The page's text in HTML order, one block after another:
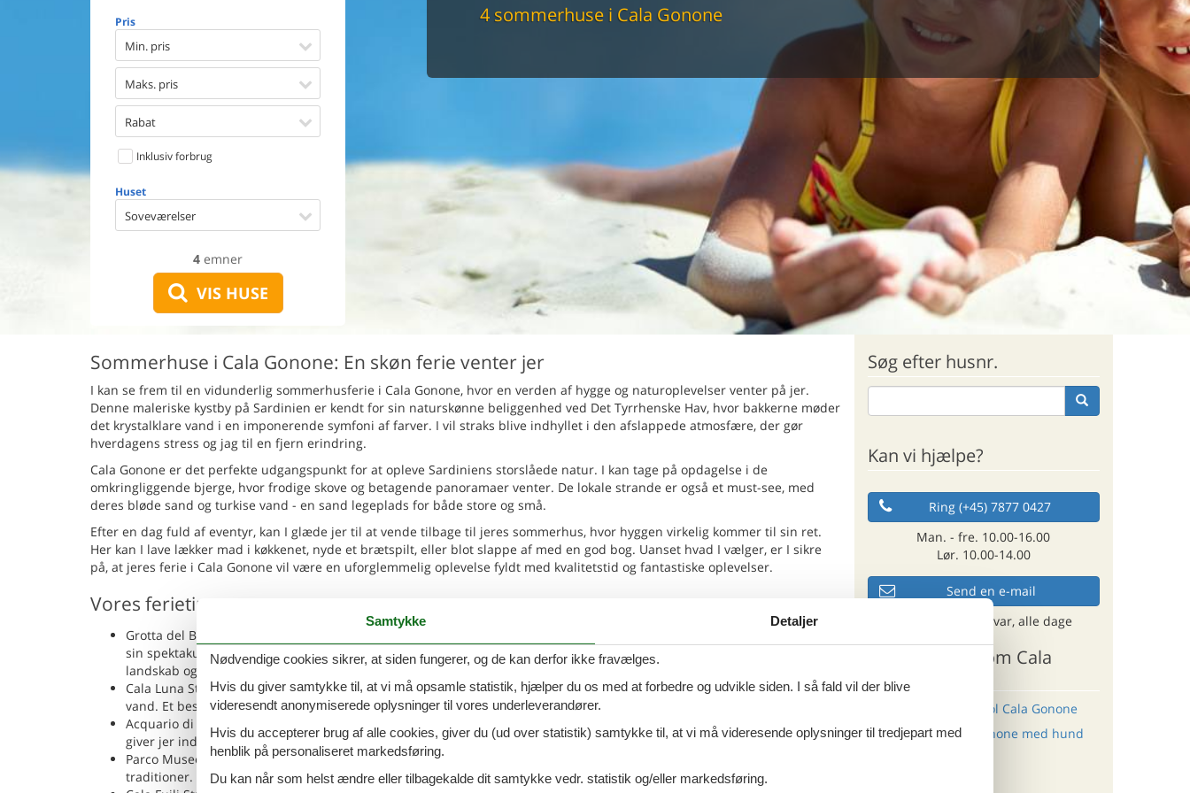
Pris
Min. pris
Maks. pris
Rabat
Inklusiv forbrug
Huset
Soveværelser
4 emner
VIS HUSE
Aircondition
Ladestander til elbil
4 sommerhuse i Cala Gonone
Sommerhuse i Cala Gonone: En skøn ferie venter jer
I kan se frem til en vidunderlig sommerhusferie i Cala Gonone, hvor en verden af hygge og naturoplevelser venter på jer.
Denne maleriske kystby på Sardinien er kendt for sin naturskønne beliggenhed ved Det Tyrrhenske Hav, hvor bakkerne møder
det krystalklare vand i en imponerende symfoni af farver. I vil straks blive indhyllet i den afslappede atmosfære, der gør
hverdagens stress og jag til en fjern erindring.
Cala Gonone er det perfekte udgangspunkt for at opleve Sardiniens storslåede natur. I kan tage på opdagelse i de
omkringliggende bjerge, hvor frodige skove og betagende panoramaer venter. De lokale strande er også et must-see, med
deres bløde sand og turkise vand - en sand legeplads for både store og små.
Efter en dag fuld af eventyr, kan I glæde jer til at vende tilbage til jeres sommerhus, hvor hyggen virkelig kommer til sin ret.
Her kan I lave lækker mad i køkkenet, nyde et brætspilt, eller blot slappe af med en god bog. Uanset hvad I vælger, er I sikre
på, at jeres ferie i Cala Gonone vil være en uforglemmelig oplevelse fyldt med kvalitetstid og fantastiske oplevelser.
Vores ferietips
Grotta del Bue Marino: Denne imponerende grotte er en af de vigtigste attraktioner i Cala Gonone. Grotten er kendt for
sin spektakulære skønhed og dens historiske betydning. Besøget i grotten giver et indblik i det fantastiske geologiske
landskab og den lokale historie.
Cala Luna Strand: Cala Luna er en af de mest betagende strande i området, med hvide sandstrande og krystalklart
vand. Et besøg her giver jer mulighed for at opleve den naturlige skønhed og det afslappede liv på stranden.
Acquario di Cala Gonone: Dette akvarium er hjemsted for et rigt udvalg af middelhavsfisk og andre havdyr. Et besøg her
giver jer indsigt i det rige marine liv i Middelhavet.
Parco Museo S'Abba Frisca: Dette museum ligger i en naturlig park og fokuserer på Sardiniens landlige kultur og
traditioner. Museet giver jer forståelse for livet på øen gennem tiderne.
Søg efter husnr.
Kan vi hjælpe?
Ring (+45) 7877 0427
Man. - fre. 10.00-16.00
Lør. 10.00-14.00
Send en e-mail
og få et hurtigt svar, alle dage
Andre artikler om Cala
Gonone
Sommerhus med pool Cala Gonone
Sommerhus Cala Gonone med hund
Samtykke Detaljer
Nødvendige cookies sikrer, at siden fungerer, og de kan derfor ikke fravælges.
Hvis du giver samtykke til, at vi må opsamle statistik, hjælper du os med at forbedre og udvikle siden. I så fald vil der blive
videresendt anonymiserede oplysninger til vores underleverandører.
Hvis du accepterer brug af alle cookies, giver du (ud over statistik) samtykke til, at vi må videresende oplysninger til tredjepart med
henblik på personaliseret markedsføring.
Du kan når som helst ændre eller tilbagekalde dit samtykke vedr. statistik og/eller markedsføring.